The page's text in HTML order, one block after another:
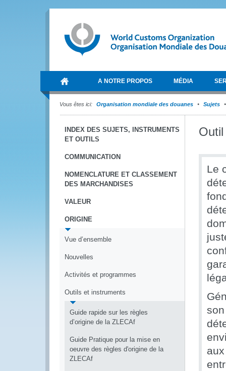
A NOTRE PROPOS MÉDIA
Vous êtes ici: Organisation mondiale des douanes Sujets
INDEX DES SUJETS, INSTRUMENTS
ET OUTILS
COMMUNICATION
NOMENCLATURE ET CLASSEMENT
DES MARCHANDISES
VALEUR
ORIGINE
Vue d’ensemble
Nouvelles
Activités et programmes
Outils et instruments
Guide rapide sur les règles
d’origine de la ZLECAf
Guide Pratique pour la mise en
oeuvre des règles d'origine de la
ZLECAf
Le